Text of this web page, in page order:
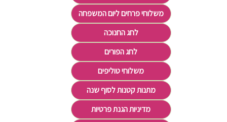
משלוחי פרחים ליום המשפחה
לחג החנוכה
לחג הפורים
משלוחי טוליפים
מתנות קטנות לסוף שנה
מדיניות הגנת פרטיות